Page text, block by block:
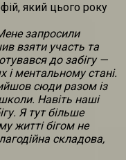
який цього року
запросили
взяти участь та
до забігу —
і ментальному стані.
сюди разом із
Навіть наші
Я тут більше
житті бігом не
складова,